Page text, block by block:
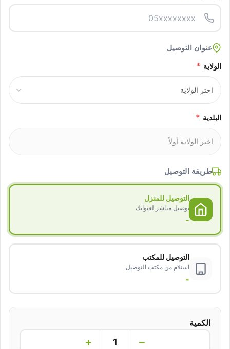
عنوان التوصيل
الولاية *
البلدية *
طريقة التوصيل
التوصيل للمنزل
توصيل مباشر لعنوانك
-
التوصيل للمكتب
استلام من مكتب التوصيل
-
الكمية
−
+